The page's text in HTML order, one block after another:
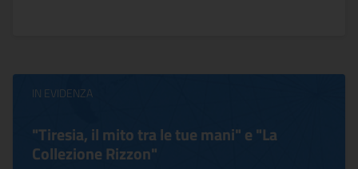
IN EVIDENZA
"Tiresia, il mito tra le tue mani" e "La
Collezione Rizzon"